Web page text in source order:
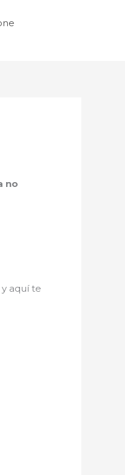
no
y aquí te